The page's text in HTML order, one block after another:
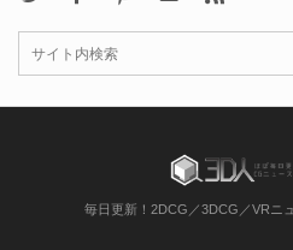
毎日更新！2DCG／3DCG／VRニ